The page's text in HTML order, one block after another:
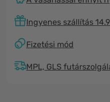
Ingyenes szállítás
Fizetési mód
MPL, GLS